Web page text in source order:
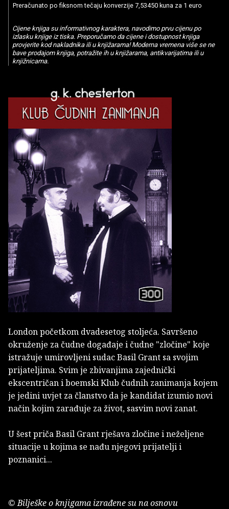
Preračunato po fiksnom tečaju konverzije 7,53450 kuna za 1 euro
Cijene knjiga su informativnog karaktera, navodimo prvu cijenu po
izlasku knjige iz tiska. Preporučamo da cijene i dostupnost knjiga
provjerite kod nakladnika ili u knjižarama! Moderna vremena više se ne
bave prodajom knjiga, potražite ih u knjižarama, antikvarijatima ili u
knjižnicama.
London početkom dvadesetog stoljeća. Savršeno
okruženje za čudne događaje i čudne "zločine" koje
istražuje umirovljeni sudac Basil Grant sa svojim
prijateljima. Svim je zbivanjima zajednički
ekscentričan i boemski Klub čudnih zanimanja kojem
je jedini uvjet za članstvo da je kandidat izumio novi
način kojim zarađuje za život, sasvim novi zanat.
U šest priča Basil Grant rješava zločine i neželjene
situacije u kojima se nađu njegovi prijatelji i
poznanici...
© Bilješke o knjigama izrađene su na osnovu